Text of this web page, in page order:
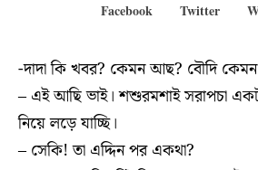
Facebook
Twitter
-দাদা কি খবর? কেমন আছ? বৌদি
– এই আছি ভাই। শশুরমশাই সরাপচা
নিয়ে লড়ে যাচ্ছি।
– সেকি! তা এদ্দিন পর একথা?